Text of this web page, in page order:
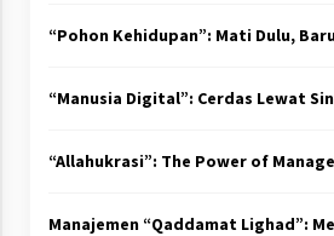
“Pohon Kehidupan”: Mati Dulu,
“Manusia Digital”: Cerdas Lewat
“Allahukrasi”: The Power of
Manajemen “Qaddamat Lighad”: